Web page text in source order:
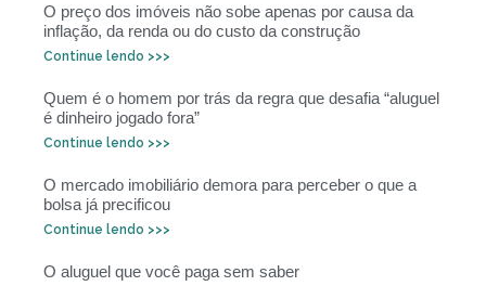
O preço dos imóveis não sobe apenas por causa da
inflação, da renda ou do custo da construção
Continue lendo >>>
Quem é o homem por trás da regra que desafia “aluguel
é dinheiro jogado fora”
Continue lendo >>>
O mercado imobiliário demora para perceber o que a
bolsa já precificou
Continue lendo >>>
O aluguel que você paga sem saber